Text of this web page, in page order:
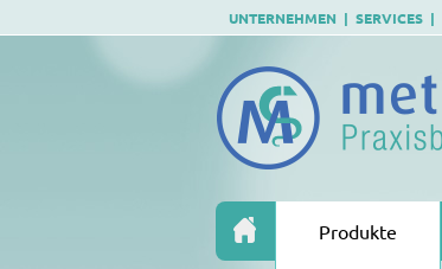
UNTERNEHMEN SERVICES
Produkte